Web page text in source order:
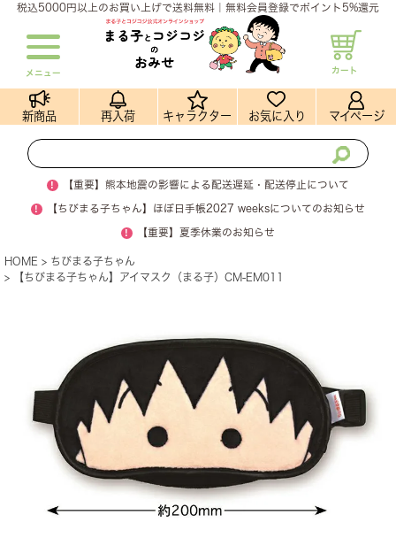
税込5000円以上のお買い上げで送料無料｜無料会員登録でポイント5%還元
メニュー カート
新商品 再入荷 キャラクター お気に入り マイページ
! 【重要】熊本地震の影響による配送遅延・配送停止について
! 【ちびまる子ちゃん】ほぼ日手帳2027 weeksについてのお知らせ
! 【重要】夏季休業のお知らせ
HOME
ちびまる子ちゃん
【ちびまる子ちゃん】アイマスク（まる子）CM-EM011